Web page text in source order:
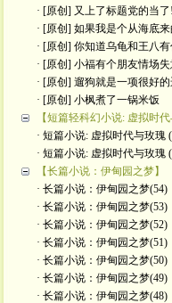
· [原创] 又上了标题党的当了!
· [原创] 如果我是个从海底
· [原创] 你知道乌龟和王八有
· [原创] 小福有个朋友情场失
· [原创] 遛狗就是一项很好的
· [原创] 小枫煮了一锅米饭
【短篇轻科幻小说: 虚拟时代
· 短篇小说: 虚拟时代与玫瑰
· 短篇小说: 虚拟时代与玫瑰
【长篇小说：伊甸园之梦】
· 长篇小说：伊甸园之梦(54)
· 长篇小说：伊甸园之梦(53)
· 长篇小说：伊甸园之梦(52)
· 长篇小说：伊甸园之梦(51)
· 长篇小说：伊甸园之梦(50)
· 长篇小说：伊甸园之梦(49)
· 长篇小说：伊甸园之梦(48)